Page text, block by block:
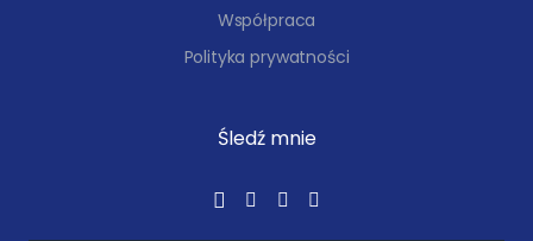
Współpraca
Polityka prywatności
Śledź mnie